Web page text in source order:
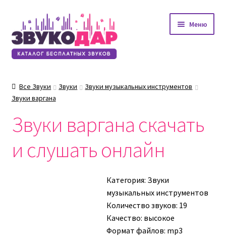
Перейти
к
навигации
Перейти
к
содержимому
Меню
Все Звуки Звуки
Звуки музыкальных инструментов
Звуки варгана
Звуки варгана скачать
и слушать онлайн
Категория: Звуки
музыкальных инструментов
Количество звуков: 19
Качество: высокое
Формат файлов: mp3